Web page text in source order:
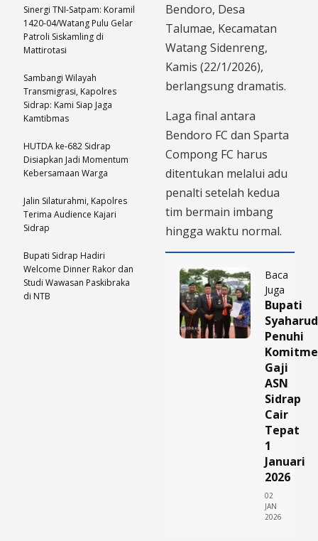
Bendoro, Desa
Talumae, Kecamatan
Watang Sidenreng,
Kamis (22/1/2026),
berlangsung dramatis.
Laga final antara
Bendoro FC dan Sparta
Compong FC harus
ditentukan melalui adu
penalti setelah kedua
tim bermain imbang
hingga waktu normal.
Baca
Juga
Bupati
Penuhi
Gaji
ASN
Sidrap
Cair
Tepat
1
Januari
2026
02
JAN
2026
Sinergi TNI-Satpam: Koramil
1420-04/Watang Pulu Gelar
Patroli Siskamling di
Mattirotasi
Sambangi Wilayah
Transmigrasi, Kapolres
Sidrap: Kami Siap Jaga
Kamtibmas
HUTDA ke-682 Sidrap
Disiapkan Jadi Momentum
Kebersamaan Warga
Jalin Silaturahmi, Kapolres
Terima Audience Kajari
Sidrap
Bupati Sidrap Hadiri
Welcome Dinner Rakor dan
Studi Wawasan Paskibraka
di NTB